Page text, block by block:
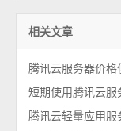
相关文章